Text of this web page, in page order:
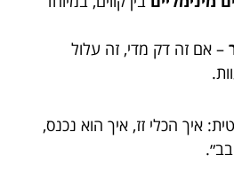
– אם זה דק מדי, זה עלול
איך הכלי זז, איך הוא נכנס,